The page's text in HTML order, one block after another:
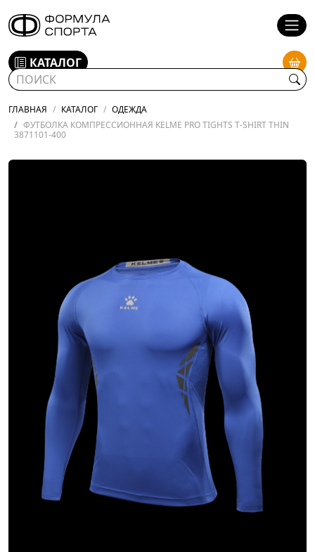
КАТАЛОГ
ГЛАВНАЯ КАТАЛОГ
ОДЕЖДА
ФУТБОЛКА КОМПРЕССИОННАЯ KELME PRO TIGHTS T-SHIRT THIN
3871101-400